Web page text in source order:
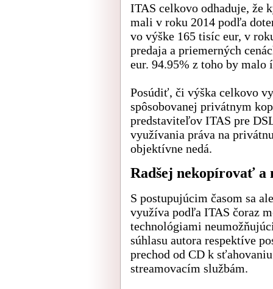
ITAS celkovo odhaduje, že
mali v roku 2014 podľa
vo výške 165 tisíc eur, v
predaja a priemerných
eur. 94.95% z toho by malo
Posúdiť, či výška celkovo
spôsobovanej privátnym
predstaviteľov ITAS pre
využívania práva na
objektívne nedá.
Radšej nekopírovať
S postupujúcim časom sa
využíva podľa ITAS čoraz
technológiami
súhlasu autora respektíve
prechod od CD k
streamovacím službám.